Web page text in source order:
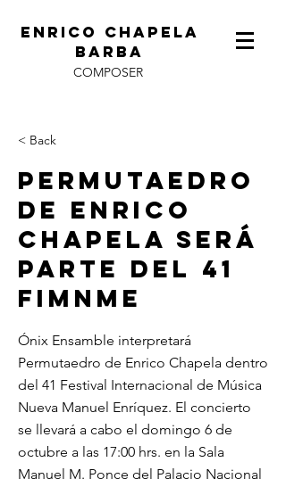
ENRICO CHAPELA
BARBA
COMPOSER
< Back
Permutaedro
De Enrico
Chapela Será
Parte Del 41
FIMNME
Ónix Ensamble interpretará
Permutaedro de Enrico Chapela dentro
del 41 Festival Internacional de Música
Nueva Manuel Enríquez. El concierto
se llevará a cabo el domingo 6 de
octubre a las 17:00 hrs. en la Sala
Manuel M. Ponce del Palacio Nacional